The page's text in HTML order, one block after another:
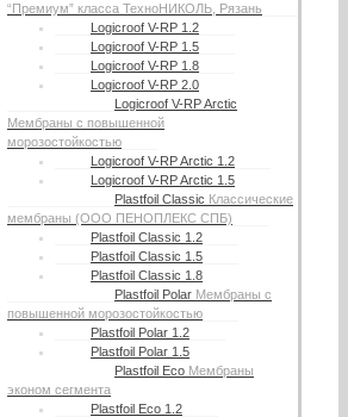
“Премиум” класса ТехноНИКОЛЬ, Рязань
Logicroof V-RP 1.2
Logicroof V-RP 1.5
Logicroof V-RP 1.8
Logicroof V-RP 2.0
Logicroof V-RP Arctic
Мембраны с повышенной
морозостойкостью
Logicroof V-RP Arctic 1.2
Logicroof V-RP Arctic 1.5
Plastfoil Classic Классические
мембраны (ООО ПЕНОПЛЕКС СПБ)
Plastfoil Classic 1.2
Plastfoil Classic 1.5
Plastfoil Classic 1.8
Plastfoil Polar Мембраны с
повышенной морозостойкостью
Plastfoil Polar 1.2
Plastfoil Polar 1.5
Plastfoil Eco Мембраны
эконом сегмента
Plastfoil Eco 1.2